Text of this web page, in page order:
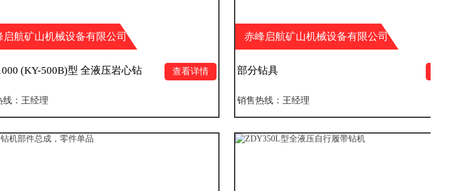
械设备有限公司
型 全液压岩心钻
查看详情
赤峰启航矿山机械设备有限公司
部分钻具
销售热线：王经理